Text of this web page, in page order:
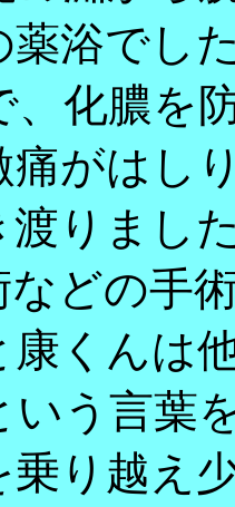
薬浴でし
、化膿を
痛がはし
渡りまし
などの手
くんは
いう言葉
乗り越え